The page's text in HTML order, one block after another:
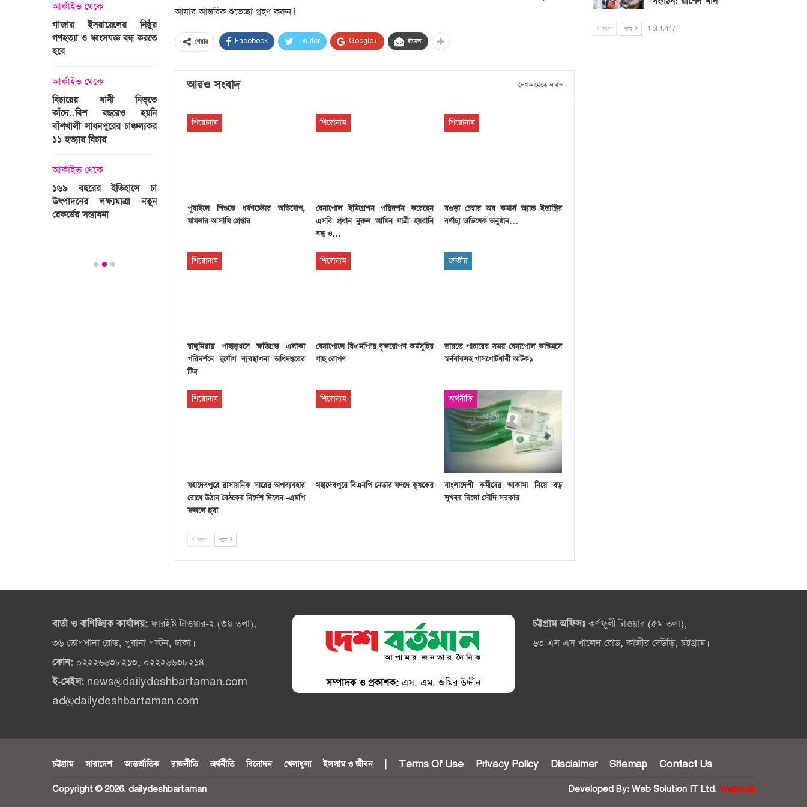
আমার আন্তরিক শুভেচ্ছা গ্রহণ করুন।’
শেয়ার Facebook Twitter Google+ ইমেল
আরও সংবাদ লেখক থেকে আরও
শিরোনাম
পূবাইলে শিশুকে ধর্ষণচেষ্টার অভিযোগ,
মামলার আসামি গ্রেপ্তার
শিরোনাম
বেনাপোল ইমিগ্রেশন পরিদর্শন করেছেন
এসবি প্রধান নুরুল আমিন যাত্রী হয়রানি
বন্ধ ও…
শিরোনাম
বগুড়া চেম্বার অব কমার্স অ্যান্ড ইন্ডাস্ট্রির
বর্ণাঢ্য অভিষেক অনুষ্ঠান…
শিরোনাম
রাঙ্গুনিয়ায় পাহাড়ধসে ক্ষতিগ্রস্ত এলাকা
পরিদর্শনে দুর্যোগ ব্যবস্থাপনা অধিদপ্তরের
টিম
শিরোনাম
বেনাপোলে বিএনপি’র বৃক্ষরোপণ কর্মসূচির
গাছ রোপণ
জাতীয়
ভারতে পাচারের সময় বেনাপোল কাস্টমসে
স্বর্নবারসহ পাসপোর্টধারী আটক১
শিরোনাম
মহাদেবপুরে রাসায়নিক সারের অপব্যবহার
রোধে উঠান বৈঠকের নির্দেশ দিলেন -এমপি
ফজলে হুদা
শিরোনাম
মহাদেবপুরে বিএনপি নেতার মদদে কৃষকের
অর্থনীতি
বাংলাদেশী কর্মীদের আকামা নিয়ে বড়
সুখবর দিলো সৌদি সরকার
আগে পরে
আগে পরে 1 of 1,447
আর্কাইভ থেকে
গাজায় ইসরায়েলের নিষ্ঠুর
গণহত্যা ও ধ্বংসযজ্ঞ বন্ধ করতে
হবে
আর্কাইভ থেকে
বিচারের বানী নিভৃতে
কাঁদে..বিশ বছরেও হয়নি
বাঁশখালী সাধনপুরের চাঞ্চল্যকর
১১ হত্যার বিচার
আর্কাইভ থেকে
১৬৯ বছরের ইতিহাসে চা
উৎপাদনের লক্ষ্যমাত্রা নতুন
রেকর্ডের সম্ভাবনা
ভারতজুড়ে চলছে ‘মুজিব:একটি
জাতির রূপকার ’সিনেমার
স্বামীকে বেঁধে স্ত্রীকে গণধর্ষণ, ২
ধর্ষককে পুলিশে দিল মা-বাবা
জিয়ার মৃত্যুতে ৩ দিনের রাষ্ট্রীয়
আর্কাইভ থেকে
৫ বছর পর পর নির্বাচনি
সহিংসতার অভিঘাতে পর্যটন
বার্তা ও বাণিজ্যিক কার্যালয়:ফারইস্ট টাওয়ার-২ (৩য় তলা),
৩৬ তোপখানা রোড, পুরানা পল্টন, ঢাকা।
ফোন: ০২২২৬৬৩৮২১৩, ০২২২৬৬৩৮২১৪
ই-মেইল: news@dailydeshbartaman.com
ad@dailydeshbartaman.com
সম্পাদক ও প্রকাশক: এস. এম. জমির উদ্দীন
চট্টগ্রাম অফিসঃকর্ণফুলী টাওয়ার (৫ম তলা),
৬৩ এস এস খালেদ রোড, কাজীর দেউড়ি, চট্টগ্রাম।
চট্টগ্রাম সারাদেশ আন্তর্জাতিক রাজনীতি অর্থনীতি বিনোদন খেলাধুলা ইসলাম ও জীবন Terms Of Use Privacy Policy Disclaimer Sitemap Contact Us
Copyright © 2026. dailydeshbartaman Developed By: Web Solution IT Ltd. Webmail